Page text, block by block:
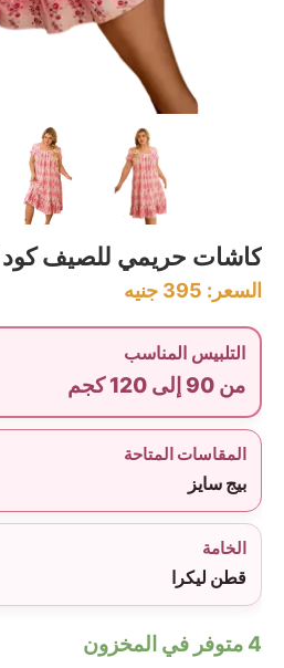
كاشات حريمي للصيف كود 2776
السعر: 395 جنيه
التلبيس المناسب
من 90 إلى 120 كجم
المقاسات المتاحة
بيج سايز
الخامة
قطن ليكرا
4 متوفر في المخزون